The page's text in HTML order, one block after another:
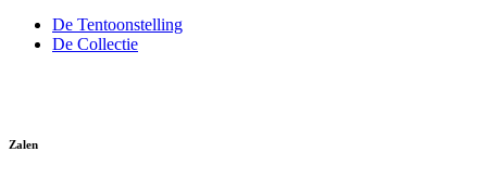
De Tentoonstelling
De Collectie
Zalen